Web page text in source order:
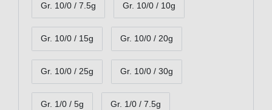
Gr. 10/0 / 7.5g Gr. 10/0 / 10g
Gr. 10/0 / 15g Gr. 10/0 / 20g
Gr. 10/0 / 25g Gr. 10/0 / 30g
Gr. 1/0 / 5g Gr. 1/0 / 7.5g